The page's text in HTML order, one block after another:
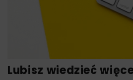
Lubisz wiedzieć